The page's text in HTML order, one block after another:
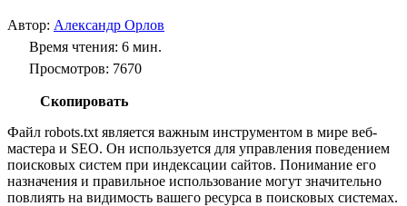
Автор: Александр Орлов
Время чтения: 6 мин.
Просмотров: 7670
Скопировать
Файл robots.txt является важным инструментом в мире веб-
мастера и SEO. Он используется для управления поведением
поисковых систем при индексации сайтов. Понимание его
назначения и правильное использование могут значительно
повлиять на видимость вашего ресурса в поисковых системах.